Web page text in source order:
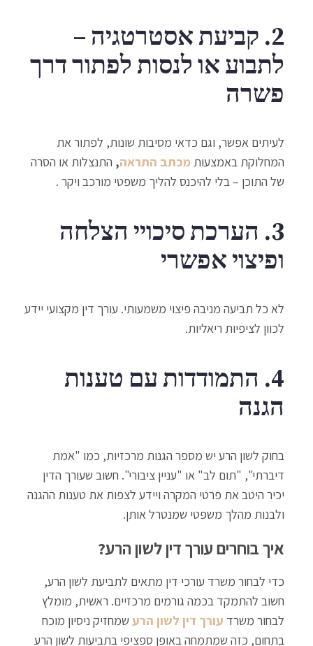
2. קביעת אסטרטגיה –
לתבוע או לנסות לפתור דרך
פשרה
לעיתים אפשר, וגם כדאי מסיבות שונות, לפתור את
המחלוקת באמצעות מכתב התראה, התנצלות או הסרה
של התוכן – בלי להיכנס להליך משפטי מורכב ויקר .
3. הערכת סיכויי הצלחה
ופיצוי אפשרי
לא כל תביעה מניבה פיצוי משמעותי. עורך דין מקצועי יידע
לכוון לציפיות ריאליות.
4. התמודדות עם טענות
הגנה
בחוק לשון הרע יש מספר הגנות מרכזיות, כמו "אמת
דיברתי", "תום לב" או "עניין ציבורי". חשוב שעורך הדין
יכיר היטב את פרטי המקרה ויידע לצפות את טענות ההגנה
ולבנות מהלך משפטי שמנטרל אותן.
איך בוחרים עורך דין לשון הרע?
כדי לבחור משרד עורכי דין מתאים לתביעת לשון הרע,
חשוב להתמקד בכמה גורמים מרכזיים. ראשית, מומלץ
לבחור משרד עורך דין לשון הרע שמחזיק ניסיון מוכח
בתחום, כזה שמתמחה באופן ספציפי בתביעות לשון הרע